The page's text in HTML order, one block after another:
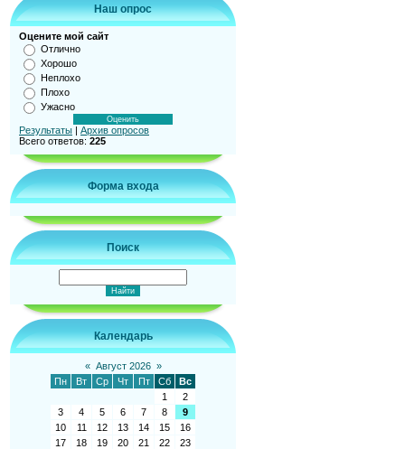
Наш опрос
Оцените мой сайт
Отлично
Хорошо
Неплохо
Плохо
Ужасно
Результаты | Архив опросов
Всего ответов: 225
Форма входа
Поиск
Календарь
« Август 2026 »
Пн
Вт Ср Чт Пт Сб
Вс
1
2
3
4 5 6 7 8
9
10
11 12 13 14 15
16
17
18 19 20 21 22 23